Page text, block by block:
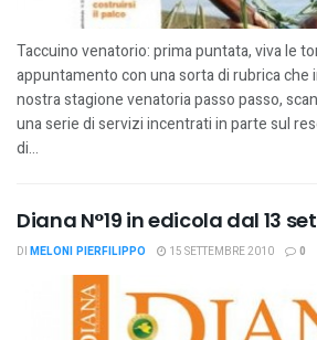
Taccuino venatorio: prima puntata, viva le
appuntamento con una sorta di rubrica che
nostra stagione venatoria passo passo,
una serie di servizi incentrati in parte sul
di...
Diana N°19 in edicola dal 13
DI MELONI PIERFILIPPO 15 SETTEMBRE 2010 0